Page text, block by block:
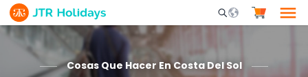
Mobile Search
Cosas Que Hacer En Costa Del Sol